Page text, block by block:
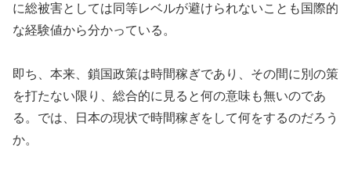
に総被害としては同等レベルが避けられないことも国際的
な経験値から分かっている。
即ち、本来、鎖国政策は時間稼ぎであり、その間に別の策
を打たない限り、総合的に見ると何の意味も無いのであ
る。では、日本の現状で時間稼ぎをして何をするのだろう
か。